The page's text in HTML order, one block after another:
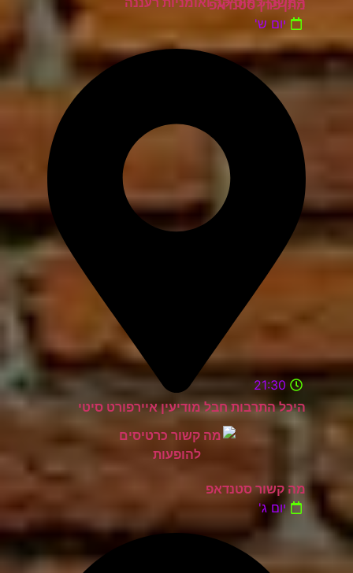
מתן פרץ סטנדאפ
יום ש'
היכל התרבות חבל מודיעין איירפורט סיטי
21:30
מה קשור סטנדאפ
יום ג'